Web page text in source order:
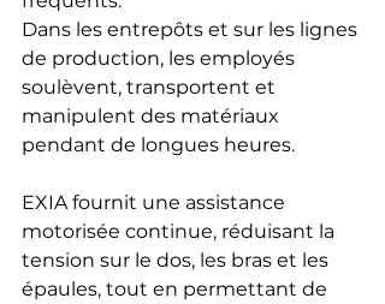
Dans les entrepôts et sur les lignes
de production, les employés
soulèvent, transportent et
manipulent des matériaux
pendant de longues heures.
EXIA fournit une assistance
motorisée continue, réduisant la
tension sur le dos, les bras et les
épaules, tout en permettant de